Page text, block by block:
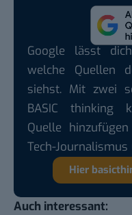
Google lässt
welche Quellen
siehst. Mit zwei
BASIC thinking
Quelle
Tech-
Hier
Auch interessant: